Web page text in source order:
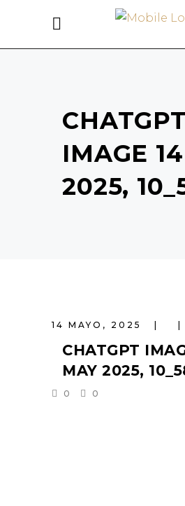
CHATGPT
IMAGE
2025,
14 MAYO, 2025
CHATGPT
MAY 2025,
0 0